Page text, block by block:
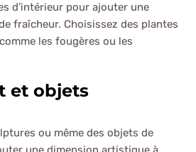
d’intérieur pour ajouter une
fraîcheur. Choisissez des plantes
les fougères ou les
et objets
ou même des objets de